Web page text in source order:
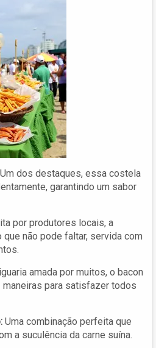
Um dos destaques, essa costela
garantindo um sabor
por produtores locais, a
não pode faltar, servida com
amada por muitos, o bacon
maneiras para satisfazer todos
Uma combinação perfeita que
a suculência da carne suína.